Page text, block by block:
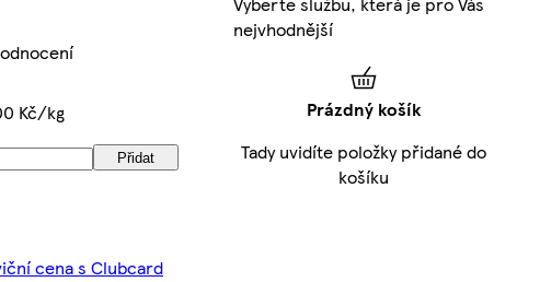
Kč/kg
Přidat
cena s Clubcard
nejvhodnější
Prázdný košík
Tady uvidíte položky přidané do
košíku